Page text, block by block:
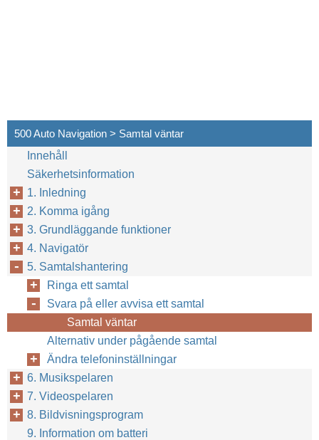
500 Auto Navigation > Samtal väntar
Innehåll
Säkerhetsinformation
1. Inledning
2. Komma igång
3. Grundläggande funktioner
4. Navigatör
5. Samtalshantering
Ringa ett samtal
Svara på eller avvisa ett samtal
Samtal väntar
Alternativ under pågående samtal
Ändra telefoninställningar
6. Musikspelaren
7. Videospelaren
8. Bildvisningsprogram
9. Information om batteri